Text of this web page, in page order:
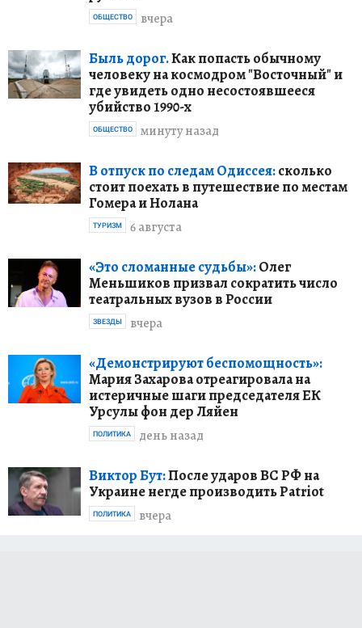
вчера
ОБЩЕСТВО
Быль дорог.Как попасть обычному
человеку на космодром "Восточный" и
где увидеть одно несостоявшееся
убийство 1990-х
минуту назад
ОБЩЕСТВО
В отпуск по следам Одиссея:сколько
стоит поехать в путешествие по местам
Гомера и Нолана
6 августа
ТУРИЗМ
«Это сломанные судьбы»:Олег
Меньшиков призвал сократить число
театральных вузов в России
вчера
ЗВЕЗДЫ
«Демонстрируют беспомощность»:
Мария Захарова отреагировала на
истеричные шаги председателя ЕК
Урсулы фон дер Ляйен
день назад
ПОЛИТИКА
Виктор Бут:После ударов ВС РФ на
Украине негде производить Patriot
вчера
ПОЛИТИКА